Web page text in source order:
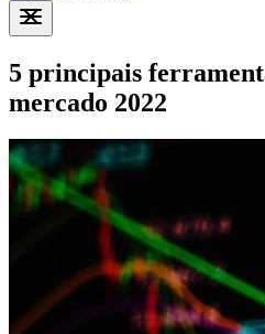
5 principais
mercado 2022